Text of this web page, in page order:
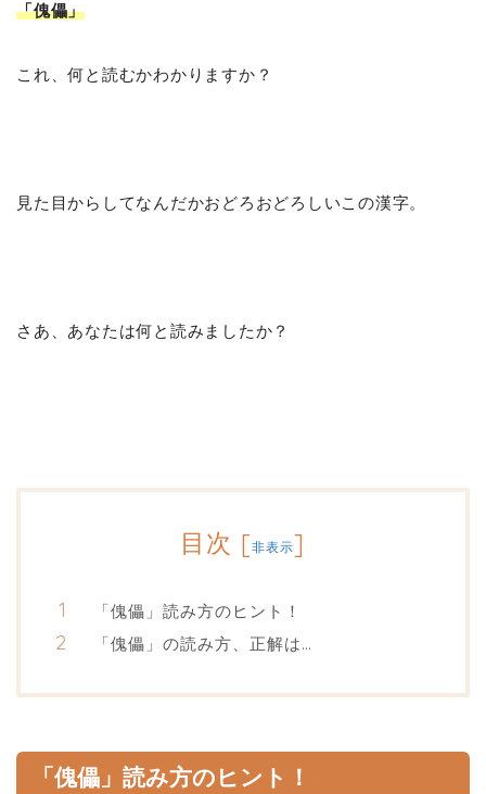
「傀儡」
これ、何と読むかわかりますか？
見た目からしてなんだかおどろおどろしいこの漢字。
さあ、あなたは何と読みましたか？
目次 [非表示]
「傀儡」読み方のヒント！
「傀儡」の読み方、正解は…
「傀儡」読み方のヒント！